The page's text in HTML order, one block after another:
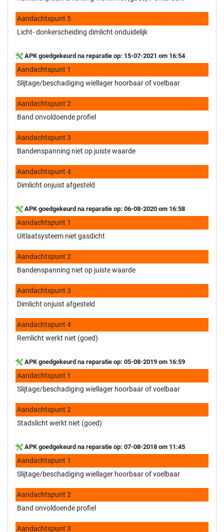
Aandachtspunt 5
Licht- donkerscheiding dimlicht onduidelijk
APK goedgekeurd na reparatie op: 15-07-2021 om 16:54
Aandachtspunt 1
Slijtage/beschadiging wiellager hoorbaar of voelbaar
Aandachtspunt 2
Band onvoldoende profiel
Aandachtspunt 3
Bandenspanning niet op juiste waarde
Aandachtspunt 4
Dimlicht onjuist afgesteld
APK goedgekeurd na reparatie op: 06-08-2020 om 16:58
Aandachtspunt 1
Uitlaatsysteem niet gasdicht
Aandachtspunt 2
Bandenspanning niet op juiste waarde
Aandachtspunt 3
Dimlicht onjuist afgesteld
Aandachtspunt 4
Remlicht werkt niet (goed)
APK goedgekeurd na reparatie op: 05-08-2019 om 16:59
Aandachtspunt 1
Slijtage/beschadiging wiellager hoorbaar of voelbaar
Aandachtspunt 2
Stadslicht werkt niet (goed)
APK goedgekeurd na reparatie op: 07-08-2018 om 11:45
Aandachtspunt 1
Slijtage/beschadiging wiellager hoorbaar of voelbaar
Aandachtspunt 2
Band onvoldoende profiel
Aandachtspunt 3